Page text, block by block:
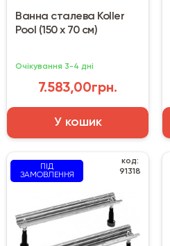
Ванна сталева Koller
Pool (150 х 70 см)
Очікування 3-4 дні
7.583,00грн.
У кошик
ПІД
ЗАМОВЛЕННЯ
код:
91318